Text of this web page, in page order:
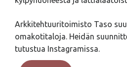
Arkkitehtuuritoimisto Taso
omakotitaloja. Heidän
tutustua Instagramissa.